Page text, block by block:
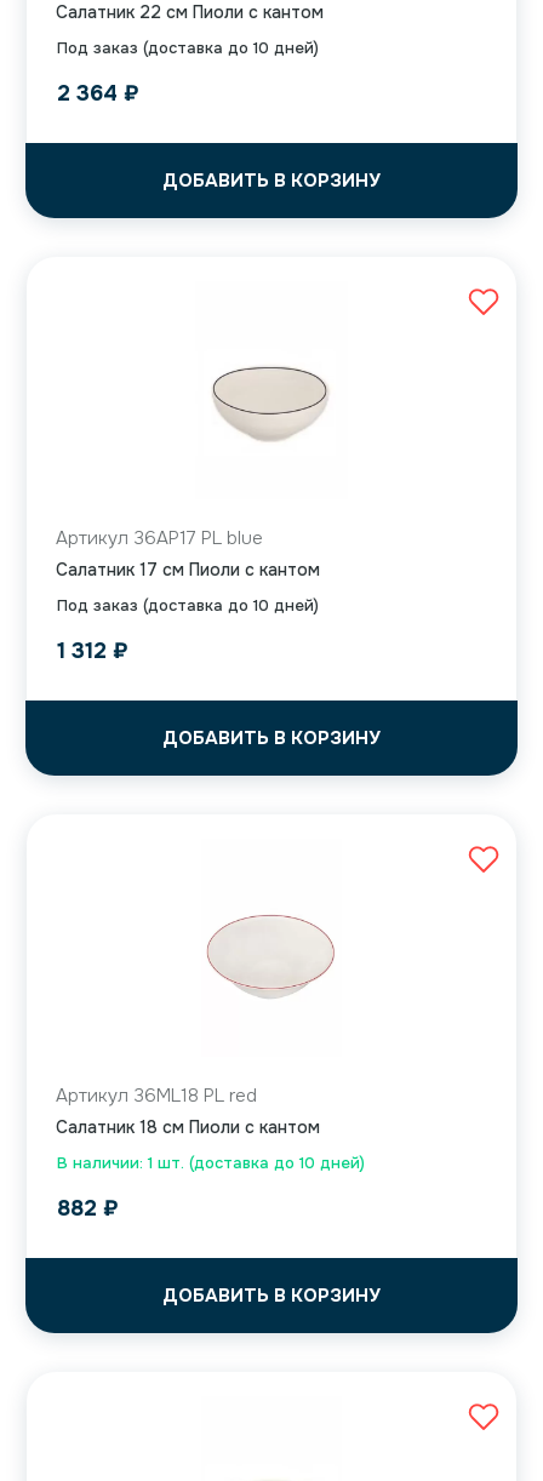
Под заказ (доставка до 10 дней)
Салатник 22 см Пиоли с кантом
2 364 ₽
ДОБАВИТЬ В КОРЗИНУ
Под заказ (доставка до 10 дней)
Артикул 36AP17 PL blue
Салатник 17 см Пиоли с кантом
1 312 ₽
ДОБАВИТЬ В КОРЗИНУ
В наличии: 1 шт. (доставка до 10 дней)
Артикул 36ML18 PL red
Салатник 18 см Пиоли с кантом
882 ₽
ДОБАВИТЬ В КОРЗИНУ